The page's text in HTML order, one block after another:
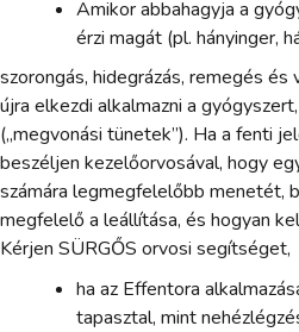
Amikor abbahagyja a
érzi magát (pl. hányinger,
szorongás, hidegrázás, remegés
újra elkezdi alkalmazni a
(„megvonási tünetek”). Ha a fenti
beszéljen kezelőorvosával, hogy
számára legmegfelelőbb menetét,
megfelelő a leállítása, és hogyan
Kérjen SÜRGŐS orvosi segítséget,
ha az Effentora
tapasztal, mint